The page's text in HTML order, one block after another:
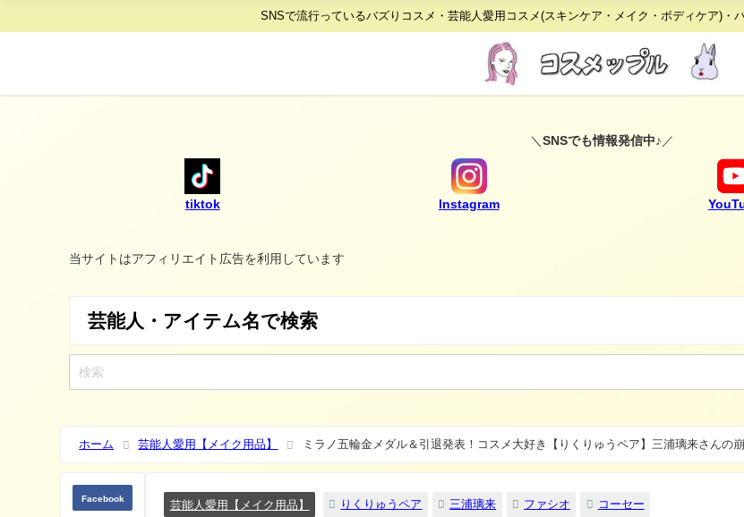
SNSで流行っているバズりコスメ・芸能人愛用コスメ(スキンケア・メイク・ボディケア)・
＼ SNSでも情報発信中♪ ／
tiktok Instagram
当サイトはアフィリエイト広告を利用しています
芸能人・アイテム名で検索
ホーム 芸能人愛用【メイク用品】
ミラノ五輪金メダル＆引退発表！コスメ大好き【りくりゅうペア】三浦璃来さんの
クの秘密を徹底解説♡
Facebook 芸能人愛用【メイク用品】 りくりゅうペア 三浦璃来 ファシオ コーセー